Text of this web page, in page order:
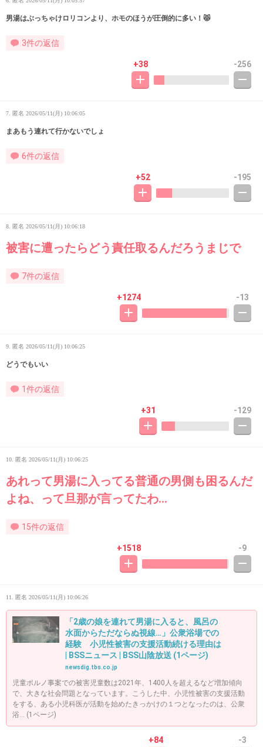
男湯はぶっちゃけロリコンより、ホモのほうが圧倒的に多い！😾
3件の返信
+38 -256
7. 匿名 2026/05/11(月) 10:06:05
まあもう連れて行かないでしょ
6件の返信
+52 -195
8. 匿名 2026/05/11(月) 10:06:18
被害に遭ったらどう責任取るんだろうまじで
7件の返信
+1274 -13
9. 匿名 2026/05/11(月) 10:06:25
どうでもいい
1件の返信
+31 -129
10. 匿名 2026/05/11(月) 10:06:25
あれって男湯に入ってる普通の男側も困るんだ
よね、って旦那が言ってたわ…
15件の返信
+1518 -9
11. 匿名 2026/05/11(月) 10:06:26
「2歳の娘を連れて男湯に入ると、風呂の
水面からただならぬ視線…」公衆浴場での
経験 小児性被害の支援活動続ける理由は
| BSSニュース | BSS山陰放送 (1ページ)
newsdig.tbs.co.jp
児童ポルノ事案での被害児童数は2021年、1400人を超えるなど増加傾向
で、大きな社会問題となっています。こうした中、小児性被害の支援活動
をする、ある小児科医が活動を始めたきっかけの１つとなったのは、公衆
浴… (1ページ)
+84 -3